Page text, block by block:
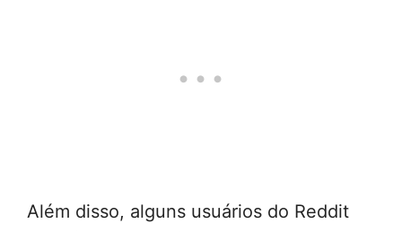
Além disso, alguns usuários do Reddit